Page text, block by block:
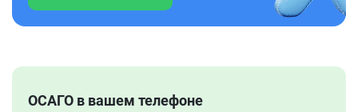
ОСАГО в вашем телефоне